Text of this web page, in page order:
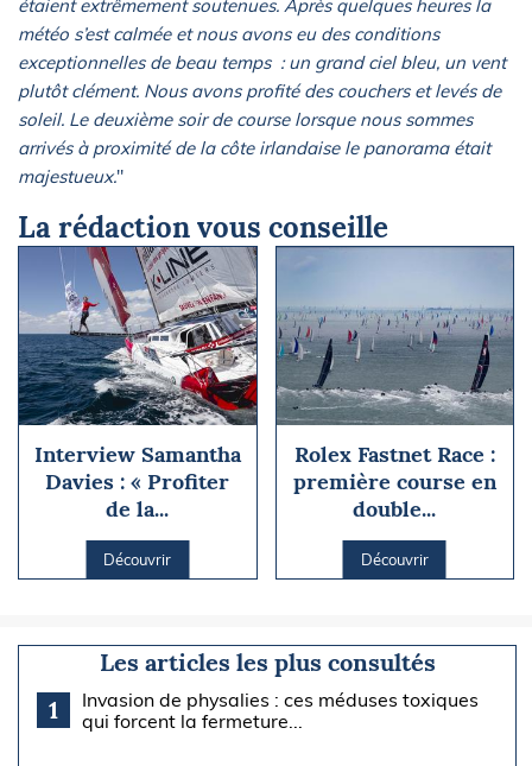
étaient extrêmement soutenues. Après quelques heures la
météo s’est calmée et nous avons eu des conditions
exceptionnelles de beau temps : un grand ciel bleu, un vent
plutôt clément. Nous avons profité des couchers et levés de
soleil. Le deuxième soir de course lorsque nous sommes
arrivés à proximité de la côte irlandaise le panorama était
majestueux."
La rédaction vous conseille
Interview Samantha
Davies : « Profiter
de la...
Découvrir
Rolex Fastnet Race :
première course en
double...
Découvrir
Les articles les plus consultés
1
Invasion de physalies : ces méduses toxiques
qui forcent la fermeture...